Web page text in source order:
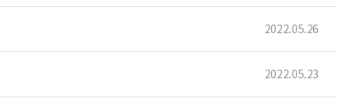
2022.05.26
2022.05.23